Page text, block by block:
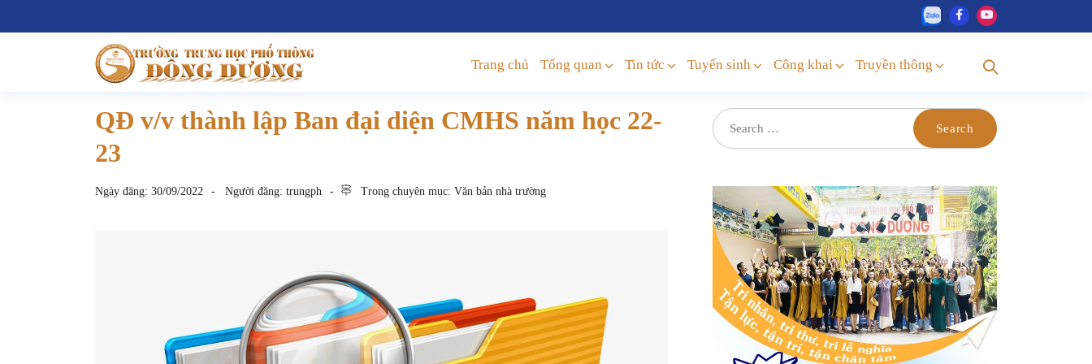
Trang chủ Tổng quan Tin tức Tuyển sinh Công khai Truyền thông
QĐ v/v thành lập Ban đại diện CMHS năm học 22-
23
Ngày đăng: 30/09/2022 Người đăng: trungph Trong chuyên mục: Văn bản nhà trường